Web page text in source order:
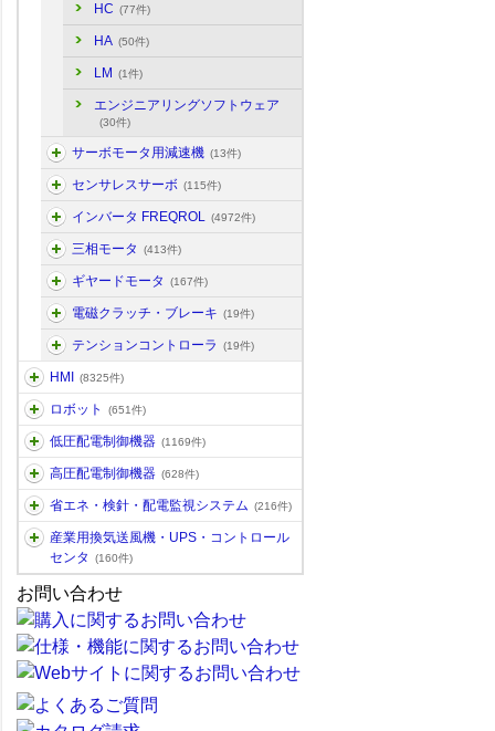
HC (77件)
HA (50件)
LM (1件)
エンジニアリングソフトウェア
(30件)
サーボモータ用減速機 (13件)
センサレスサーボ (115件)
インバータ FREQROL (4972件)
三相モータ (413件)
ギヤードモータ (167件)
電磁クラッチ・ブレーキ (19件)
テンションコントローラ (19件)
HMI (8325件)
ロボット (651件)
低圧配電制御機器 (1169件)
高圧配電制御機器 (628件)
省エネ・検針・配電監視システム (216件)
産業用換気送風機・UPS・コントロール
センタ
(160件)
お問い合わせ